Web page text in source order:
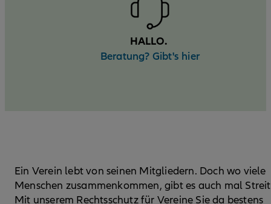
HALLO.
Beratung? Gibt's hier
Ein Verein lebt von seinen Mitgliedern. Doch wo viele
Menschen zusammenkommen, gibt es auch mal
Mit unserem Rechtsschutz für Vereine Sie da bestens